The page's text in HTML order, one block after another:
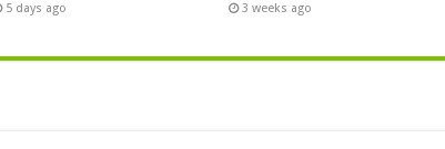
5 days ago 3 weeks ago